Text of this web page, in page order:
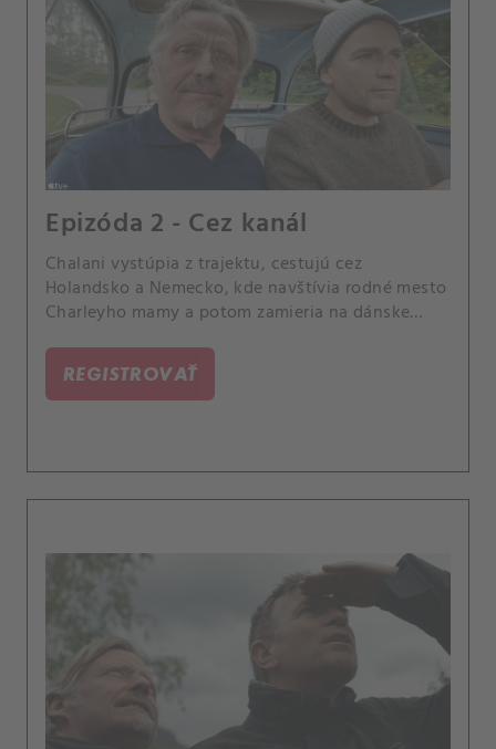
Epizóda 2 - Cez kanál
Chalani vystúpia z trajektu, cestujú cez
Holandsko a Nemecko, kde navštívia rodné mesto
Charleyho mamy a potom zamieria na dánske
REGISTROVAŤ